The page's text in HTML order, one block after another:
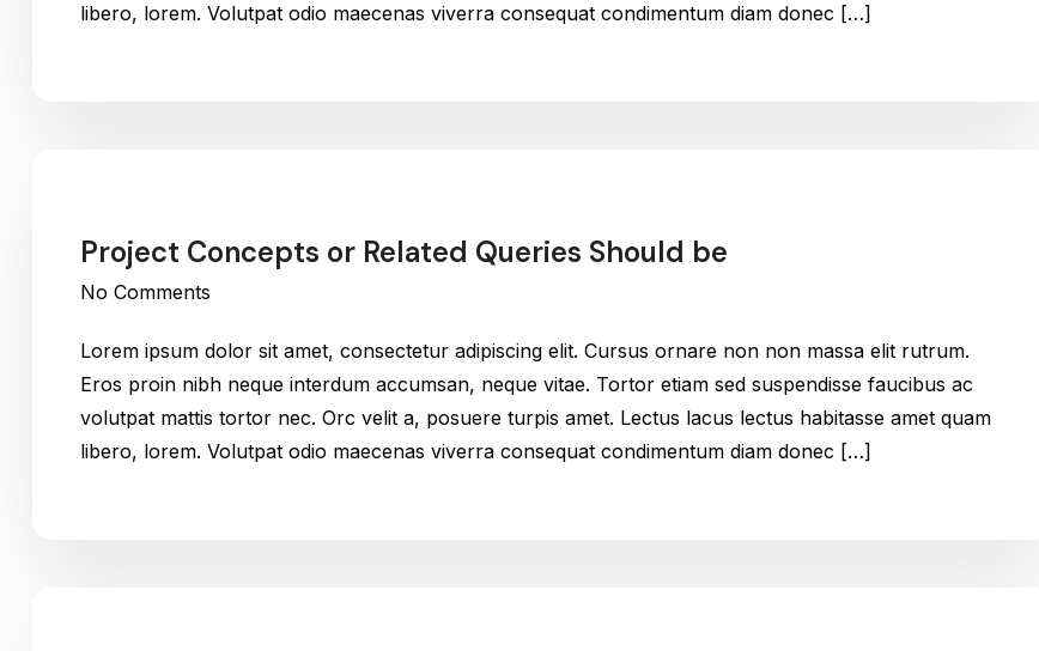
libero, lorem. Volutpat odio maecenas viverra consequat condimentum diam donec […]
Project Concepts or Related Queries Should be
No Comments
Lorem ipsum dolor sit amet, consectetur adipiscing elit. Cursus ornare non non massa elit rutrum.
Eros proin nibh neque interdum accumsan, neque vitae. Tortor etiam sed suspendisse faucibus ac
volutpat mattis tortor nec. Orc velit a, posuere turpis amet. Lectus lacus lectus habitasse amet quam
libero, lorem. Volutpat odio maecenas viverra consequat condimentum diam donec […]